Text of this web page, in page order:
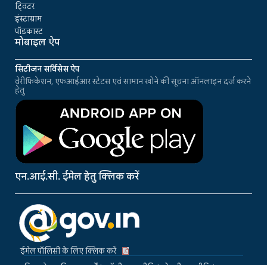
ट्विटर
इंस्टाग्राम
पॉडकास्ट
मोबाइल ऐप
सिटीजन सर्विसेस ऐप
वेरीफिकेशन, एफआईआर स्टेटस एवं सामान खोने की सूचना ऑनलाइन दर्ज करने
हेतु
एन.आई.सी. ईमेल हेतु क्लिक करें
ईमेल पॉलिसी के लिए क्लिक करें